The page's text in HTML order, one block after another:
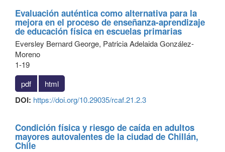
Evaluación auténtica como alternativa para la
mejora en el proceso de enseñanza-aprendizaje
de educación física en escuelas primarias
Eversley Bernard George, Patricia Adelaida González-
Moreno
1-19
pdf
html
DOI: https://doi.org/10.29035/rcaf.21.2.3
Condición física y riesgo de caída en adultos
mayores autovalentes de la ciudad de Chillán,
Chile